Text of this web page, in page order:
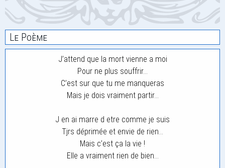
Le Poème
J’attend que la mort vienne a moi
Pour ne plus souffrir…
C’est sur que tu me manqueras
Mais je dois vraiment partir…
J en ai marre d etre comme je suis
Tjrs déprimée et envie de rien…
Mais c’est ça la vie !
Elle a vraiment rien de bien…